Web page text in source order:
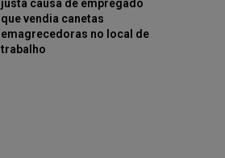
justa causa de empregado
que vendia canetas
emagrecedoras no local de
trabalho